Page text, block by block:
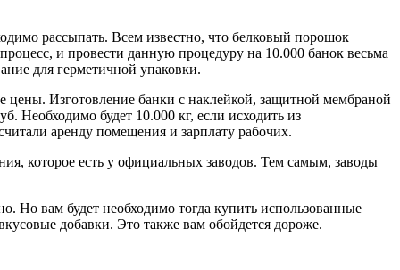
рассыпать. Всем известно, что белковый порошок
и провести данную процедуру на 10.000 банок весьма
для герметичной упаковки.
цены. Изготовление банки с наклейкой, защитной мембраной
Необходимо будет 10.000 кг, если исходить из
аренду помещения и зарплату рабочих.
которое есть у официальных заводов. Тем самым, заводы
Но вам будет необходимо тогда купить использованные
добавки. Это также вам обойдется дороже.